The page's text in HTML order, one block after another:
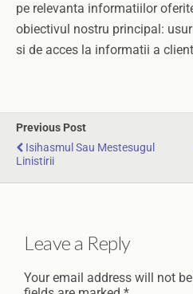
pe relevanta informatiilor
obiectivul nostru principal:
si de acces la informatii a
Previous Post
Isihasmul Sau Mestesugul
Linistirii
Leave a Reply
Your email address will not